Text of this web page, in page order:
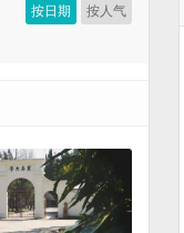
按日期 按人气